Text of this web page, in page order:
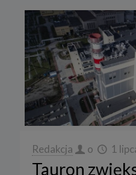
Redakcja o 1
Tauron